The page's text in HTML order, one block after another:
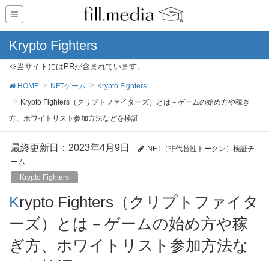
Krypto Fighters
※当サイトにはPRが含まれています。
HOME NFTゲーム
Krypto Fighters
Krypto Fighters（クリプトファイターズ）とは－ゲームの始め方や稼ぎ
方、ホワイトリスト参加方法などを検証
最終更新日：2023年4月9日
NFT（非代替性トークン）検証チ
ーム
Krypto Fighters
Krypto Fighters（クリプトファイタ
ーズ）とは－ゲームの始め方や稼
ぎ方、ホワイトリスト参加方法な